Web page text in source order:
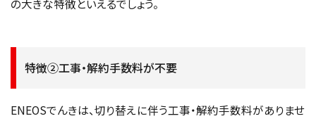
の大きな特徴といえるでしょう。
特徴②工事・解約手数料が不要
ENEOSでんきは、切り替えに伴う工事・解約手数料がありませ